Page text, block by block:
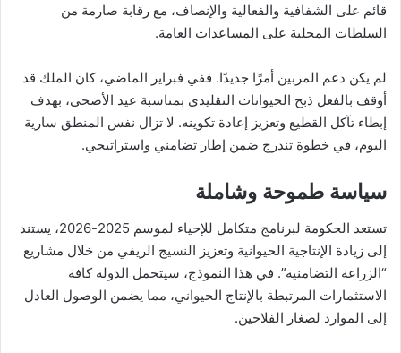
قائم على الشفافية والفعالية والإنصاف، مع رقابة صارمة من
السلطات المحلية على المساعدات العامة.
لم يكن دعم المربين أمرًا جديدًا. ففي فبراير الماضي، كان الملك قد
أوقف بالفعل ذبح الحيوانات التقليدي بمناسبة عيد الأضحى، بهدف
إبطاء تآكل القطيع وتعزيز إعادة تكوينه. لا تزال نفس المنطق سارية
اليوم، في خطوة تندرج ضمن إطار تضامني واستراتيجي.
سياسة طموحة وشاملة
تستعد الحكومة لبرنامج متكامل للإحياء لموسم 2025-2026، يستند
إلى زيادة الإنتاجية الحيوانية وتعزيز النسيج الريفي من خلال مشاريع
“الزراعة التضامنية”. في هذا النموذج، سيتحمل الدولة كافة
الاستثمارات المرتبطة بالإنتاج الحيواني، مما يضمن الوصول العادل
إلى الموارد لصغار الفلاحين.